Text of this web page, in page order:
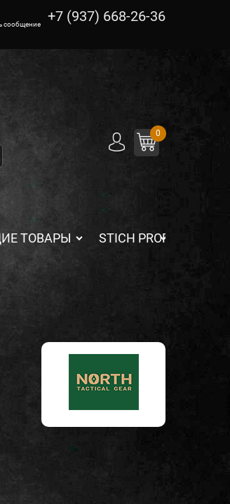
сообщение +7 (937) 668-26-36
0
ТОВАРЫ STICH PROFI